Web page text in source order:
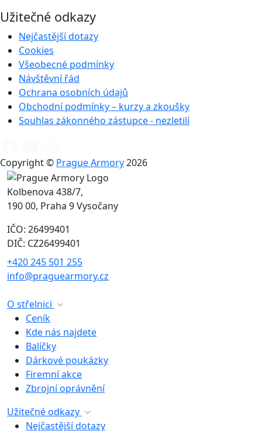
Užitečné odkazy
Nejčastější dotazy
Cookies
Všeobecné podmínky
Návštěvní řád
Ochrana osobních údajů
Obchodní podmínky – kurzy a zkoušky
Souhlas zákonného zástupce - nezletilí
Copyright © Prague Armory2026
Kolbenova 438/7,
190 00, Praha 9 Vysočany
IČO: 26499401
DIČ: CZ26499401
+420 245 501 255
info@praguearmory.cz
O střelnici
Ceník
Kde nás najdete
Balíčky
Dárkové poukázky
Firemní akce
Zbrojní oprávnění
Užitečné odkazy
Nejčastější dotazy